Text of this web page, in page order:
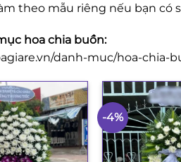
theo mẫu riêng nếu bạn có
hoa chia buồn:
danh-muc/hoa-chia-
-4%